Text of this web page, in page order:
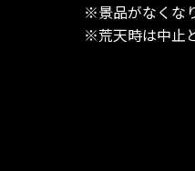
※景品がなくな
※荒天時は中止